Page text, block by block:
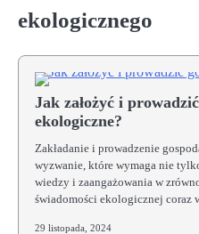
ekologicznego
Jak założyć i
ekologiczne?
Zakładanie i prowadzenie
wyzwanie, które wymaga nie
wiedzy i zaangażowania w
świadomości ekologicznej coraz
29 listopada, 2024